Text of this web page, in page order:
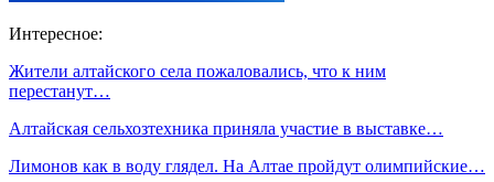
Интересное:
Жители алтайского села пожаловались, что к ним
перестанут…
Алтайская сельхозтехника приняла участие в выставке…
Лимонов как в воду глядел. На Алтае пройдут олимпийские…